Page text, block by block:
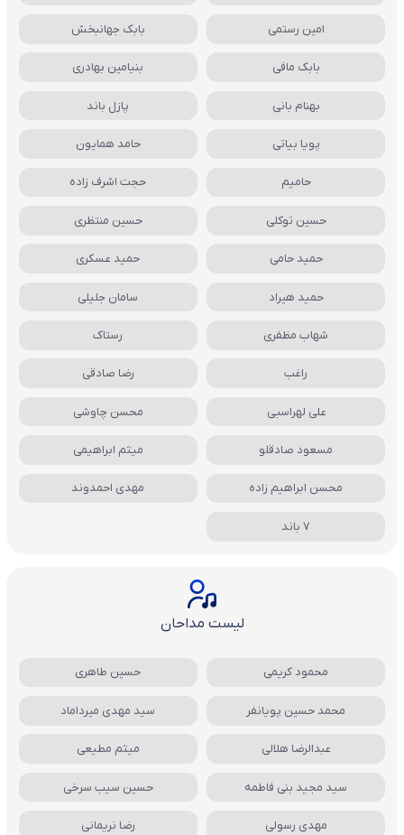
امین رستمی بابک جهانبخش
بابک مافی بنیامین بهادری
بهنام بانی پازل باند
پویا بیاتی حامد همایون
حامیم حجت اشرف زاده
حسین توکلی حسین منتظری
حمید حامی حمید عسکری
حمید هیراد سامان جلیلی
شهاب مظفری رستاک
راغب رضا صادقی
علی لهراسبی محسن چاوشی
مسعود صادقلو میثم ابراهیمی
محسن ابراهیم زاده مهدی احمدوند
7 باند
لیست مداحان
محمود کریمی حسین طاهری
محمد حسین پویانفر سید مهدی میرداماد
عبدالرضا هلالی میثم مطیعی
سید مجید بنی فاطمه حسین سیب سرخی
مهدی رسولی رضا نریمانی